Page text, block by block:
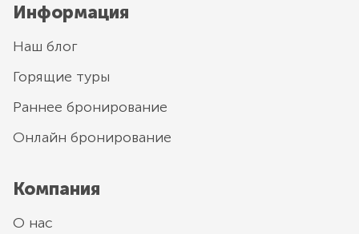
Информация
Наш блог
Горящие туры
Раннее бронирование
Онлайн бронирование
Компания
О нас